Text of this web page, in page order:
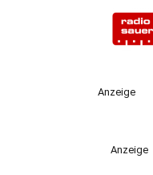
Anzeige
Anzeige